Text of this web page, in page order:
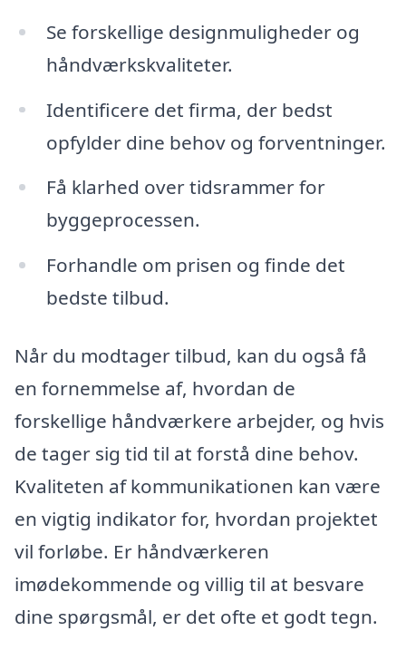
Se forskellige designmuligheder og
håndværkskvaliteter.
Identificere det firma, der bedst
opfylder dine behov og forventninger.
Få klarhed over tidsrammer for
byggeprocessen.
Forhandle om prisen og finde det
bedste tilbud.
Når du modtager tilbud, kan du også få
en fornemmelse af, hvordan de
forskellige håndværkere arbejder, og hvis
de tager sig tid til at forstå dine behov.
Kvaliteten af kommunikationen kan være
en vigtig indikator for, hvordan projektet
vil forløbe. Er håndværkeren
imødekommende og villig til at besvare
dine spørgsmål, er det ofte et godt tegn.